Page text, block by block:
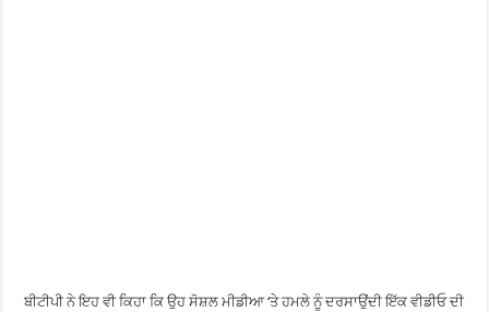
ਬੀਟੀਪੀ ਨੇ ਇਹ ਵੀ ਕਿਹਾ ਕਿ ਉਹ ਸੋਸ਼ਲ ਮੀਡੀਆ ‘ਤੇ ਹਮਲੇ ਨੂੰ ਦਰਸਾਉਂਦੀ ਇੱਕ ਵੀਡੀਓ ਦੀ